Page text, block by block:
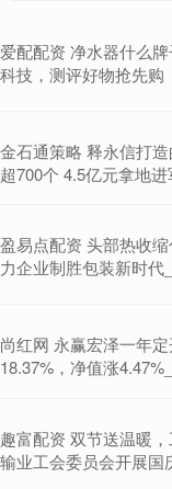
爱配配资 净水器什么
科技，测评好物抢先购
金石通策略 释永信打
超700个 4.5亿元拿地
盈易点配资 头部热收
力企业制胜包装新时代
尚红网 永赢宏泽一年
18.37%，净值涨
趣富配资 双节送温暖
输业工会委员会开展国